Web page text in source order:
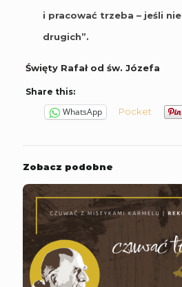
i pracować trzeba – jeśli
drugich”.
Święty Rafał od św. Józefa
Share this:
WhatsApp Pocket
Zobacz podobne